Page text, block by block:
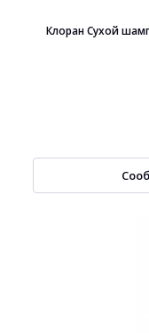
Клоран Сухой